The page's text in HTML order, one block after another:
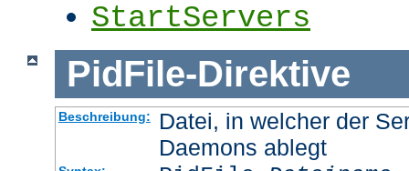
StartServers
PidFile-Direktive
Beschreibung:
Datei, in welcher der
Daemons ablegt